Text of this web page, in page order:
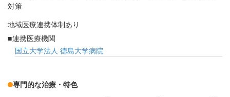
対策
地域医療連携体制あり
連携医療機関
国立大学法人 徳島大学病院
専門的な治療・特色